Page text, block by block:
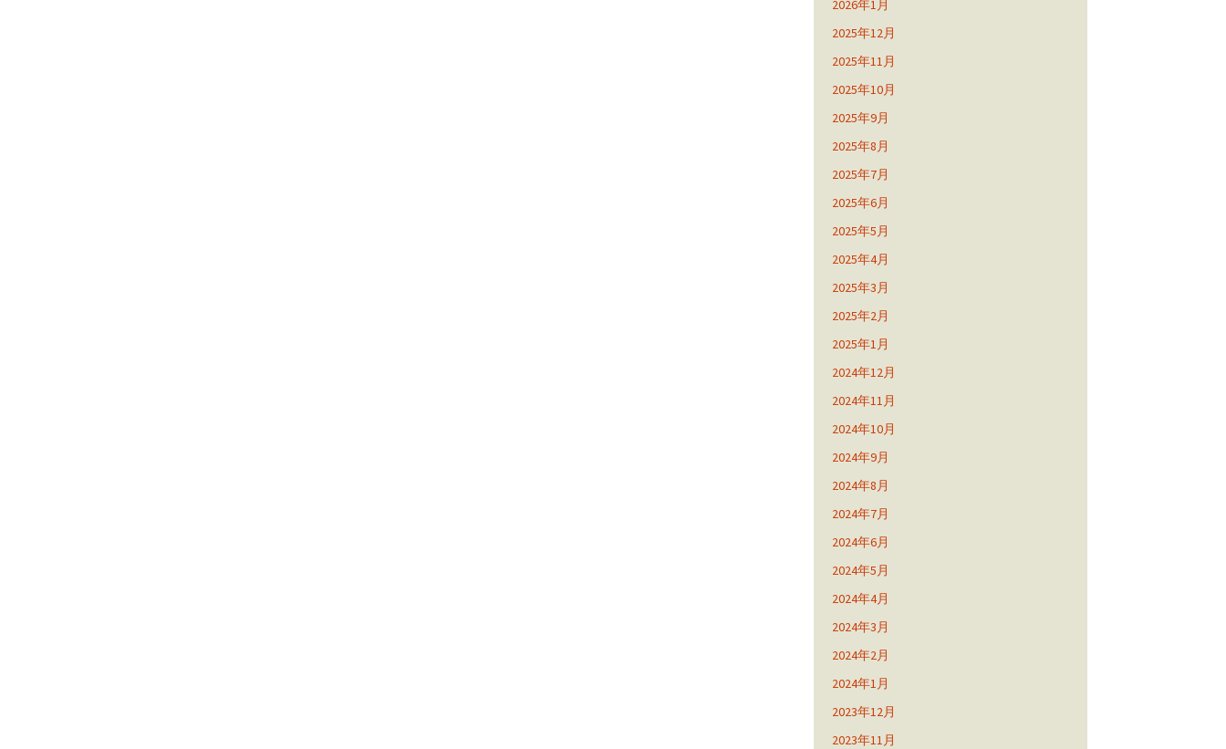
2026年1月
2025年12月
2025年11月
2025年10月
2025年9月
2025年8月
2025年7月
2025年6月
2025年5月
2025年4月
2025年3月
2025年2月
2025年1月
2024年12月
2024年11月
2024年10月
2024年9月
2024年8月
2024年7月
2024年6月
2024年5月
2024年4月
2024年3月
2024年2月
2024年1月
2023年12月
2023年11月